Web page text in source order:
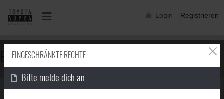
Login Registrieren
EINGESCHRÄNKTE RECHTE
Du besitzt nicht die erforderliche Berechtigung, um diese
EINGESCHRÄNKTE RECHTE
Bitte melde dich an